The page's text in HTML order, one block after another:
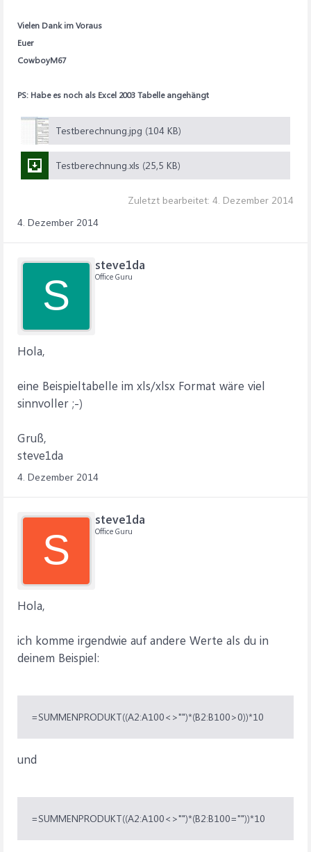
Vielen Dank im Voraus
Euer
CowboyM67
PS: Habe es noch als Excel 2003 Tabelle angehängt
Testberechnung.jpg (104 KB)
Testberechnung.xls (25,5 KB)
Zuletzt bearbeitet: 4. Dezember 2014
4. Dezember 2014
S
steve1da
Office Guru
Hola,
eine Beispieltabelle im xls/xlsx Format wäre viel
sinnvoller ;-)
Gruß,
steve1da
4. Dezember 2014
S
steve1da
Office Guru
Hola,
ich komme irgendwie auf andere Werte als du in
deinem Beispiel:
=SUMMENPRODUKT((A2:A100<>"")*(B2:B100>0))*10
und
=SUMMENPRODUKT((A2:A100<>"")*(B2:B100=""))*10